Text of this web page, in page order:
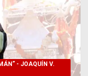
- JOAQUÍN V.